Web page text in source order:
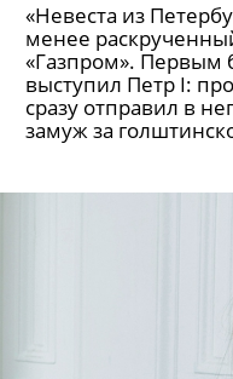
Тарасова
Внучка Алисы